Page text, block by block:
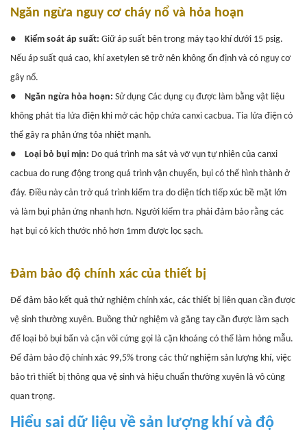
Ngăn ngừa nguy cơ cháy nổ và hỏa hoạn
● Kiểm soát áp suất: Giữ áp suất bên trong máy tạo khí dưới 15 psig.
Nếu áp suất quá cao, khí axetylen sẽ trở nên không ổn định và có nguy cơ
gây nổ.
●
Ngăn ngừa hỏa hoạn: Sử dụng Các dụng cụ được làm bằng vật liệu
không phát tia lửa điện khi mở các hộp chứa canxi cacbua. Tia lửa điện có
thể gây ra phản ứng tỏa nhiệt mạnh.
●
Loại bỏ bụi mịn: Do quá trình ma sát và vỡ vụn tự nhiên của canxi
cacbua do rung động trong quá trình vận chuyển, bụi có thể hình thành ở
đáy. Điều này cản trở quá trình kiểm tra do diện tích tiếp xúc bề mặt lớn
và làm bụi phản ứng nhanh hơn. Người kiểm tra phải đảm bảo rằng các
hạt bụi có kích thước nhỏ hơn 1mm được lọc sạch.
Đảm bảo độ chính xác của thiết bị
Để đảm bảo kết quả thử nghiệm chính xác, các thiết bị liên quan cần được
vệ sinh thường xuyên. Buồng thử nghiệm và găng tay cần được làm sạch
để loại bỏ bụi bẩn và cặn vôi cứng gọi là cặn khoáng có thể làm hỏng mẫu.
Để đảm bảo độ chính xác 99,5% trong các thử nghiệm sản lượng khí, việc
bảo trì thiết bị thông qua vệ sinh và hiệu chuẩn thường xuyên là vô cùng
quan trọng.
Hiểu sai dữ liệu về sản lượng khí và độ